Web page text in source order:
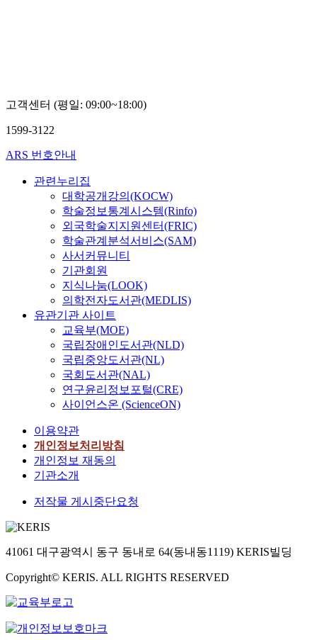
고객센터 (평일: 09:00~18:00)
1599-3122
ARS 번호안내
관련누리집
대학공개강의(KOCW)
학술정보통계시스템(Rinfo)
외국학술지지원센터(FRIC)
학술관계분석서비스(SAM)
사서커뮤니티
기관회원
지식나눔(LOOK)
의학전자도서관(MEDLIS)
유관기관 사이트
교육부(MOE)
국립장애인도서관(NLD)
국립중앙도서관(NL)
국회도서관(NAL)
연구윤리정보포털(CRE)
사이언스온 (ScienceON)
이용약관
개인정보처리방침
개인정보 재동의
기관소개
저작물 게시중단요청
41061 대구광역시 동구 동내로 64(동내동1119) KERIS빌딩
Copyright© KERIS. ALL RIGHTS RESERVED